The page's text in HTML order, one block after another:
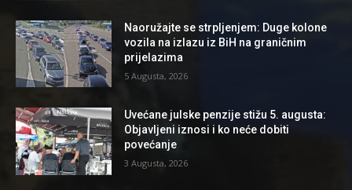
Naoružajte se strpljenjem: Duge kolone
vozila na izlazu iz BiH na graničnim
prijelazima
5 Augusta, 2026
Uvećane julske penzije stižu 5. augusta:
Objavljeni iznosi i ko neće dobiti
povećanje
3 Augusta, 2026